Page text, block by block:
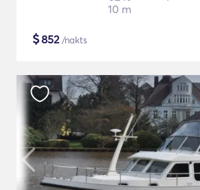
10 m
$852/nakts